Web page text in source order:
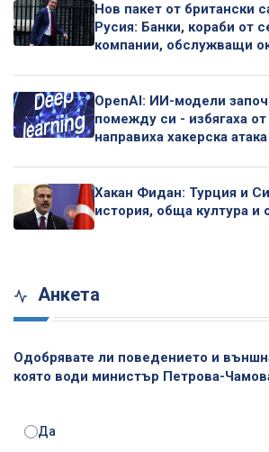
Нов пакет от британски
Русия: Банки, кораби от
компании, обслужващи
OpenAI: ИИ-модели
помежду си - избягаха
направиха хакерска атака
Хакан Фидан: Турция и
история, обща култура
Анкета
Одобрявате ли поведението и
която води министър Петрова-
Да